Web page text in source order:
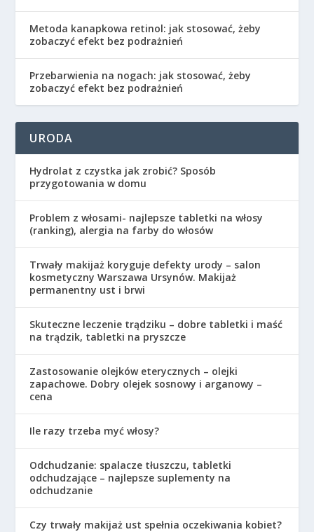
Metoda kanapkowa retinol: jak stosować, żeby
zobaczyć efekt bez podrażnień
Przebarwienia na nogach: jak stosować, żeby
zobaczyć efekt bez podrażnień
URODA
Hydrolat z czystka jak zrobić? Sposób
przygotowania w domu
Problem z włosami- najlepsze tabletki na włosy
(ranking), alergia na farby do włosów
Trwały makijaż koryguje defekty urody – salon
kosmetyczny Warszawa Ursynów. Makijaż
permanentny ust i brwi
Skuteczne leczenie trądziku – dobre tabletki i maść
na trądzik, tabletki na pryszcze
Zastosowanie olejków eterycznych – olejki
zapachowe. Dobry olejek sosnowy i arganowy –
cena
Ile razy trzeba myć włosy?
Odchudzanie: spalacze tłuszczu, tabletki
odchudzające – najlepsze suplementy na
odchudzanie
Czy trwały makijaż ust spełnia oczekiwania kobiet?